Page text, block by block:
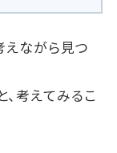
えながら見つ
考えてみるこ